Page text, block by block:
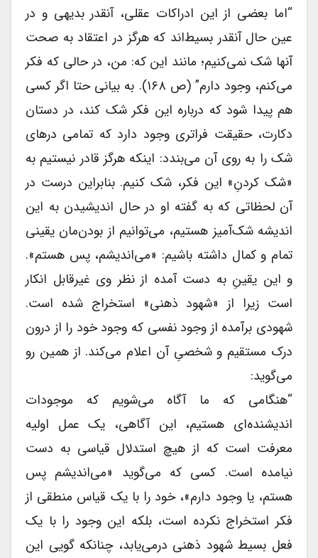
“اما بعضی از این ادراکات عقلی، آنقدر بدیهی و در
عین حال آنقدر بسیط‌اند که هرگز در اعتقاد به صحت
آنها شک نمی‌کنیم؛ مانند این که: من، در حالی که فکر
می‌کنم، وجود دارم” (ص ۱۶۸). به بیانی حتا اگر کسی
هم پیدا شود که درباره این فکر شک کند، در دستان
دکارت، حقیقت فراتری وجود دارد که تمامی درهای
شک را به روی آن می‌بندد: اینکه هرگز قادر نیستیم به
«شک کردنِ» این فکر، شک کنیم. بنابراین درست در
آن لحظاتی که به گفته او در حال اندیشیدن به این
اندیشه شک‌آمیز هستیم، می‌توانیم از بودن‌مان یقینی
تمام و کمال داشته باشیم: «می‌اندیشم، پس هستم».
و این یقینِ به دست آمده از نظر وی غیرقابل انکار
است زیرا از «شهود ذهنی» استخراج شده است.
شهودی برآمده از وجود نفسی که وجود خود را از درون
درک مستقیم و شخصیِ آن اعلام می‌کند. از همین رو
می‌گوید:
“هنگامی که ما آگاه می‌شویم که موجودات
اندیشنده‌ای هستیم، این آگاهی، یک عمل اولیه
معرفت است که از هیچ استدلال قیاسی به دست
نیامده است. کسی که می‌گوید «می‌اندیشم پس
هستم، یا وجود دارم»، خود را با یک قیاس منطقی از
فکر استخراج نکرده است، بلکه این وجود را با یک
فعل بسیط شهود ذهنی درمی‌یابد، چنانکه گویی این